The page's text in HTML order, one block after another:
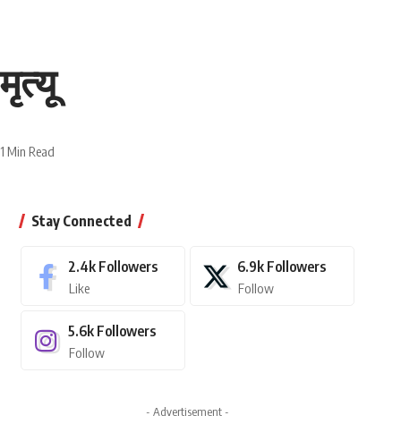
1 Min Read
Stay Connected
2.4k Followers
Like
6.9k Followers
Follow
5.6k Followers
Follow
- Advertisement -